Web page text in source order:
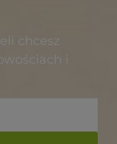
chcesz
i